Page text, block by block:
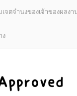
จตจำนงของเจ้าของผลงา
ง